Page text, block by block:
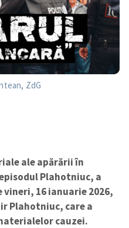
ZdG
ale apărării în
Plahotniuc, a
16 ianuarie 2026,
Plahotniuc, care a
cauzei.